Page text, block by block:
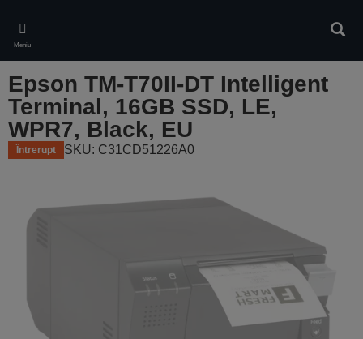
main
content
Meniu
Epson TM-T70II-DT Intelligent
Terminal, 16GB SSD, LE,
WPR7, Black, EU
Întrerupt SKU: C31CD51226A0